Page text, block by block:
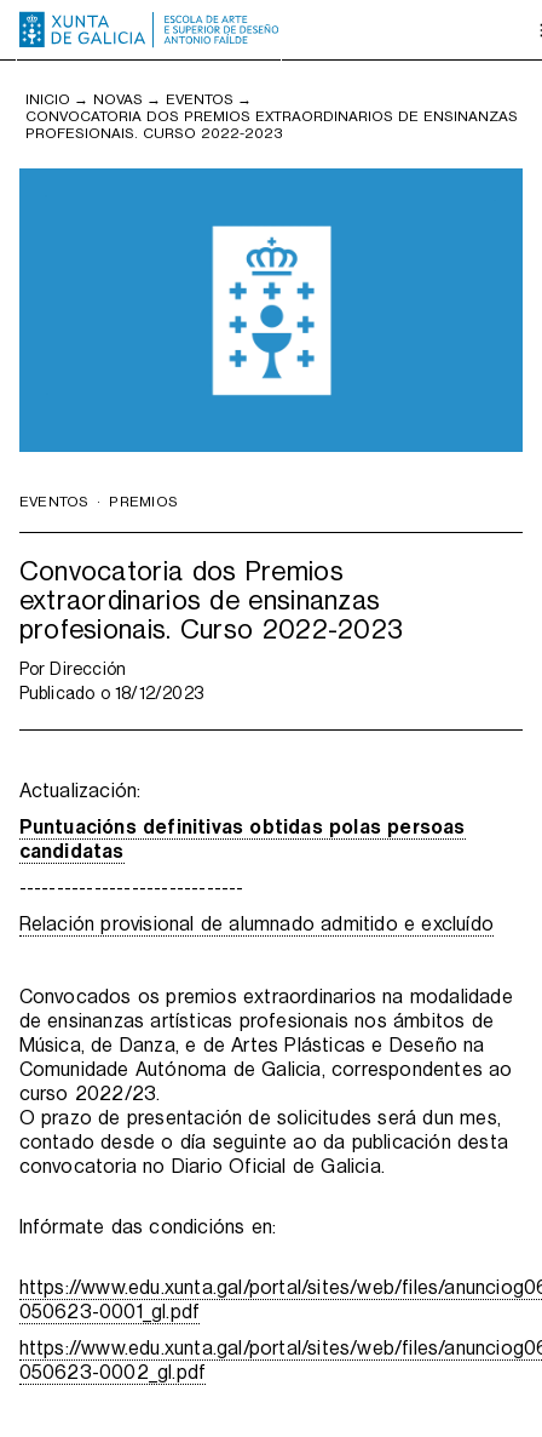
INICIO → NOVAS → EVENTOS →
CONVOCATORIA DOS PREMIOS EXTRAORDINARIOS DE ENSINANZAS
PROFESIONAIS. CURSO 2022-2023
EVENTOS · PREMIOS
Convocatoria dos Premios
extraordinarios de ensinanzas
profesionais. Curso 2022-2023
Por Dirección
Publicado o18/12/2023
Actualización:
Puntuacións definitivas obtidas polas persoas
candidatas
------------------------------
Relación provisional de alumnado admitido e excluído
Convocados os premios extraordinarios na modalidade
de ensinanzas artísticas profesionais nos ámbitos de
Música, de Danza, e de Artes Plásticas e Deseño na
Comunidade Autónoma de Galicia, correspondentes ao
curso 2022/23.
O prazo de presentación de solicitudes será dun mes,
contado desde o día seguinte ao da publicación desta
convocatoria no Diario Oficial de Galicia.
Infórmate das condicións en:
https://www.edu.xunta.gal/portal/sites/web/files/
050623-0001_gl.pdf
https://www.edu.xunta.gal/portal/sites/web/files/
050623-0002_gl.pdf